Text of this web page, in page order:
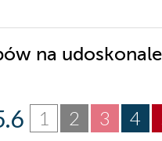
na
4
3
2
1